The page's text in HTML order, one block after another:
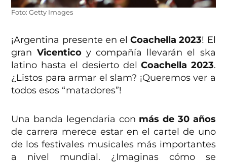
Foto: Getty Images
¡Argentina presente en elCoachella 2023! El
gran Vicenticoy compañía llevarán el ska
latino hasta el desierto delCoachella 2023.
¿Listos para armar el slam? ¡Queremos ver a
todos esos “matadores”!
Una banda legendaria con más de 30 años
de carrera merece estar en el cartel de uno
de los festivales musicales más importantes
a nivel mundial. ¿Imaginas cómo se